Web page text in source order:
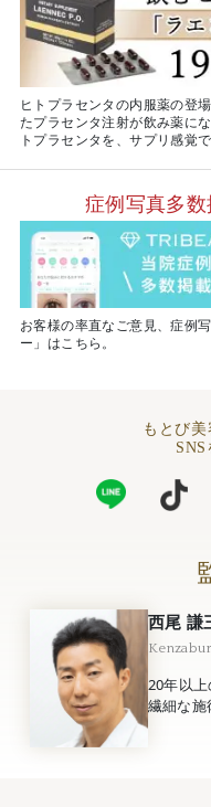
ヒトプラセンタの内服薬の登
たプラセンタ注射が飲み薬に
トプラセンタを、サプリ感覚
症例写真多
お客様の率直なご意見、症例
ー」はこちら。
もとび
西尾 謙
20年以
繊細な施